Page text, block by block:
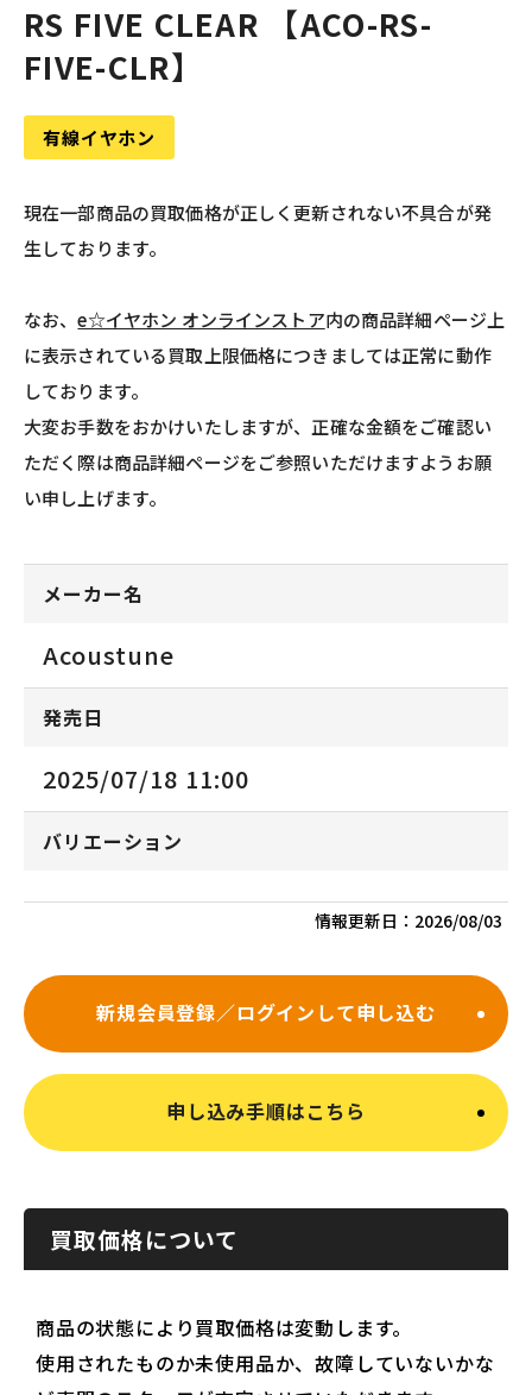
RS FIVE CLEAR 【ACO-RS-
FIVE-CLR】
有線イヤホン
現在一部商品の買取価格が正しく更新されない不具合が発
生しております。
なお、e☆イヤホン オンラインストア内の商品詳細ページ上
に表示されている買取上限価格につきましては正常に動作
しております。
大変お手数をおかけいたしますが、正確な金額をご確認い
ただく際は商品詳細ページをご参照いただけますようお願
い申し上げます。
メーカー名
Acoustune
発売日
2025/07/18 11:00
バリエーション
情報更新日： 2026/08/03
新規会員登録／ログインして申し込む
申し込み手順はこちら
買取価格について
商品の状態により買取価格は変動します。
使用されたものか未使用品か、故障していないかな